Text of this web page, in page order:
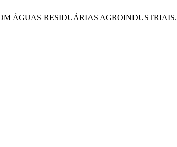
ÁGUAS RESIDUÁRIAS AGROINDUSTRIAIS.